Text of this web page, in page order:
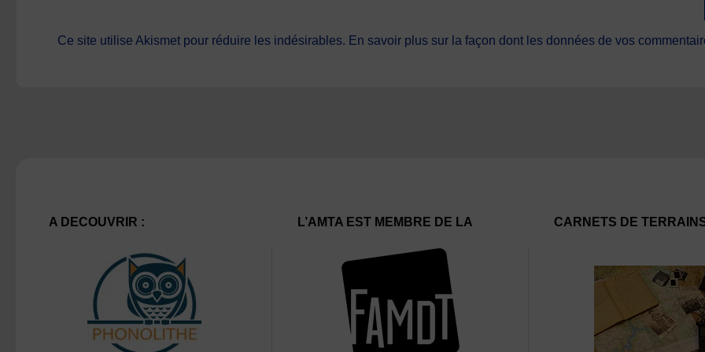
Ce site utilise Akismet pour réduire les indésirables. En savoir plus sur la façon dont les données de vos
A DECOUVRIR : L’AMTA EST MEMBRE DE LA CARNETS DE